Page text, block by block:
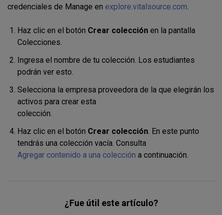
credenciales de Manage en explore.vitalsource.com.
Haz clic en el botón Crear colección en la pantalla
Colecciones.
Ingresa el nombre de tu colección. Los estudiantes
podrán ver esto.
Selecciona la empresa proveedora de la que elegirán los
activos para crear esta
colección.
Haz clic en el botón Crear colección. En este punto
tendrás una colección vacía. Consulta
Agregar contenido a una colección a continuación.
¿Fue útil este artículo?